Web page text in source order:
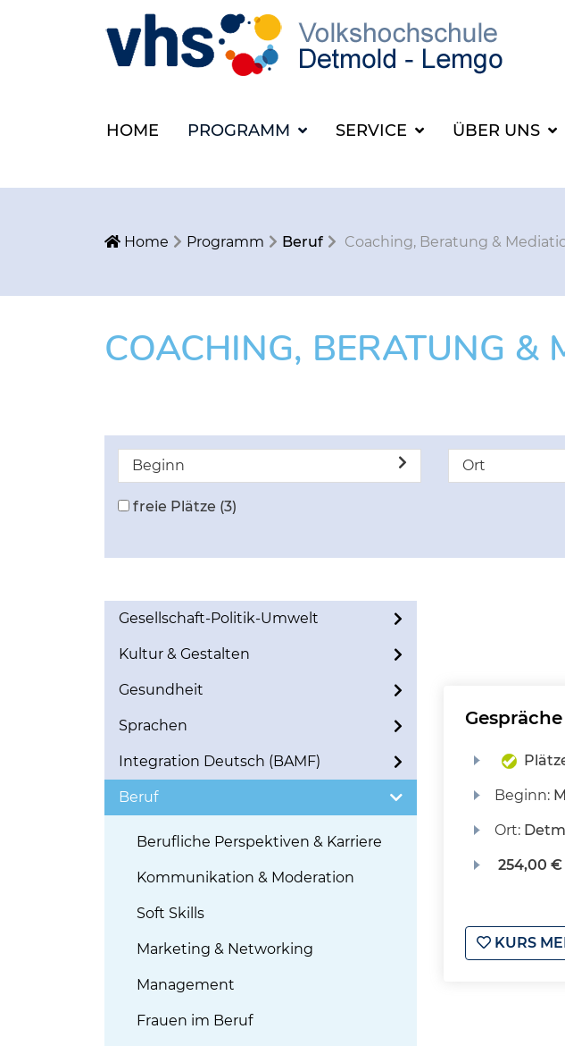
HOME PROGRAMM SERVICE ÜBER UNS
Home Programm Beruf Coaching, Beratung &
COACHING, BERATUNG &
Beginn Ort
freie Plätze (3)
Gesellschaft-Politik-Umwelt
Kultur & Gestalten
Gesundheit
Sprachen
Integration Deutsch (BAMF)
Beruf
Berufliche Perspektiven & Karriere
Kommunikation & Moderation
Soft Skills
Marketing & Networking
Management
Frauen im Beruf
Beginn:
Ort:
254,00 €
KURS